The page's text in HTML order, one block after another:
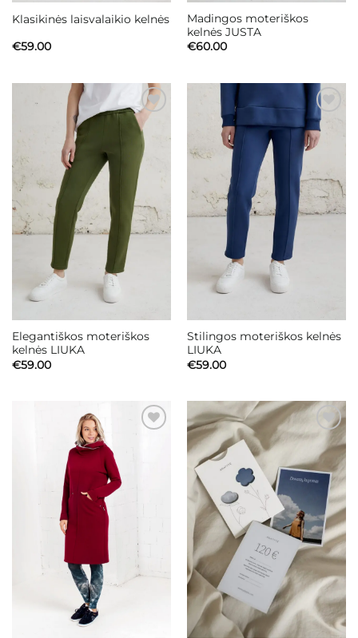
Klasikinės laisvalaikio kelnės
€59.00
Madingos moteriškos
kelnės JUSTA
€60.00
Mėgstamiausias
Elegantiškos moteriškos
kelnės LIUKA
€59.00
Mėgstamiausias
Stilingos moteriškos kelnės
LIUKA
€59.00
Mėgstamiausias Mėgstamiausias